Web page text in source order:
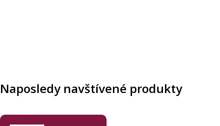
Naposledy navštívené produkty